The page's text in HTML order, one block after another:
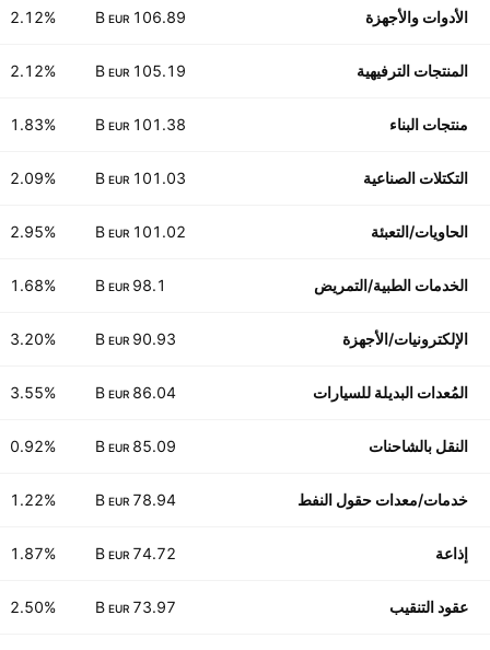
الأدوات والأجهزة 106.89 B
EUR
2.12%
المنتجات الترفيهية 105.19 B
EUR
2.12%
منتجات البناء 101.38 B
EUR
1.83%
التكتلات الصناعية 101.03 B
EUR
2.09%
الحاويات/التعبئة 101.02 B
EUR
2.95%
الخدمات الطبية/التمريض 98.1 B
EUR
1.68%
الإلكترونيات/الأجهزة 90.93 B
EUR
3.20%
المُعدات البديلة للسيارات 86.04 B
EUR
3.55%
النقل بالشاحنات 85.09 B
EUR
0.92%
خدمات/معدات حقول النفط 78.94 B
EUR
1.22%
إذاعة 74.72 B
EUR
1.87%
عقود التنقيب 73.97 B
EUR
2.50%